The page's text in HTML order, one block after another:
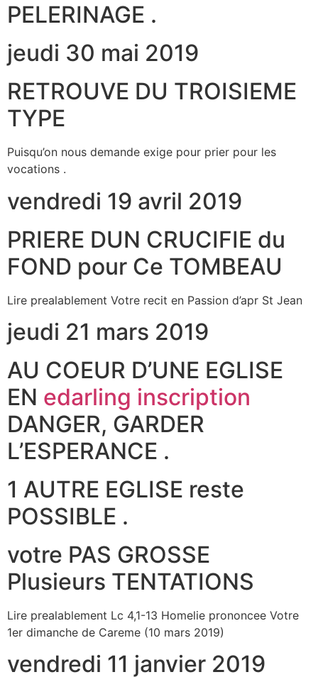
PELERINAGE .
jeudi 30 mai 2019
RETROUVE DU TROISIEME
TYPE
Puisqu’on nous demande exige pour prier pour les
vocations .
vendredi 19 avril 2019
PRIERE DUN CRUCIFIE du
FOND pour Ce TOMBEAU
Lire prealablement Votre recit en Passion d’apr St Jean
jeudi 21 mars 2019
AU COEUR D’UNE EGLISE
EN edarling inscription
DANGER, GARDER
L’ESPERANCE .
1 AUTRE EGLISE reste
POSSIBLE .
votre PAS GROSSE
Plusieurs TENTATIONS
Lire prealablement Lc 4,1-13 Homelie prononcee Votre
1er dimanche de Careme (10 mars 2019)
vendredi 11 janvier 2019